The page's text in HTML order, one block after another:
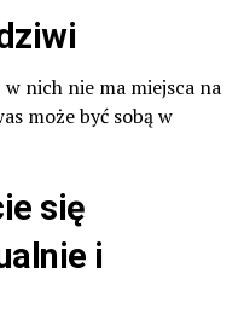
nich nie ma miejsca na
może być sobą w
się
i